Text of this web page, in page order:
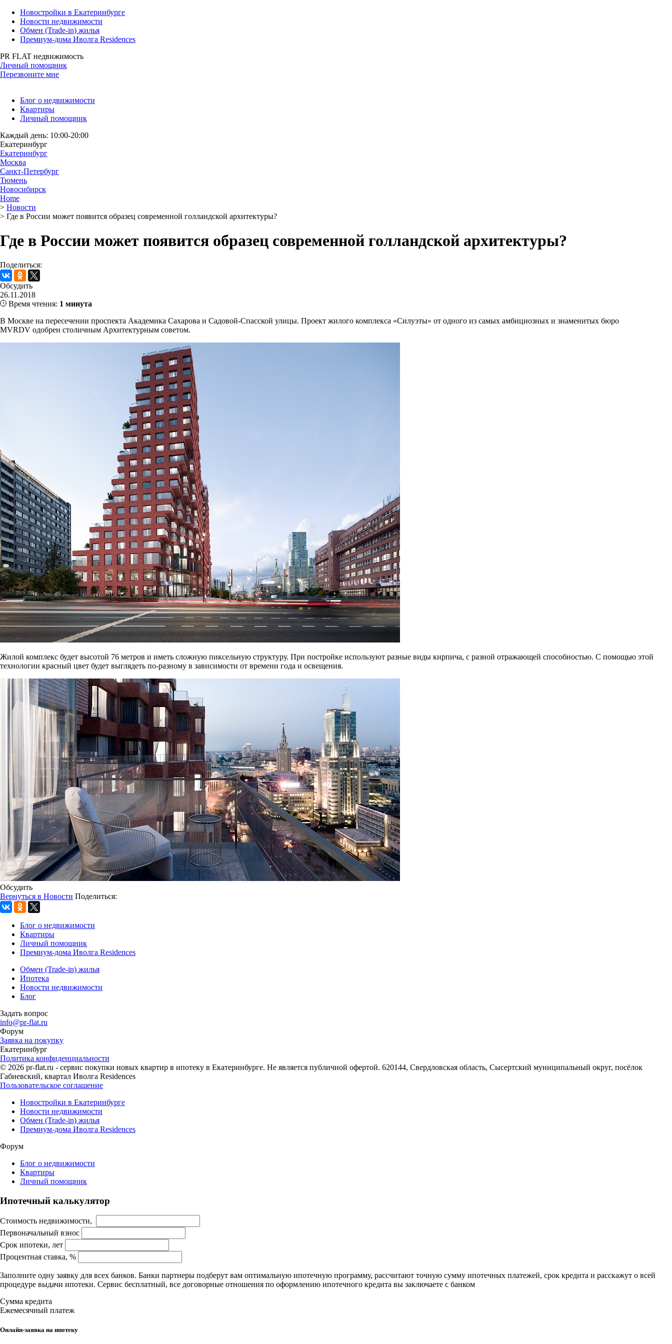
Новостройки в Екатеринбурге
Новости недвижимости
Обмен (Trade-in) жилья
Премиум-дома Иволга Residences
PR FLAT недвижимость
Личный помощник
Перезвоните мне
Блог о недвижимости
Квартиры
Личный помощник
Каждый день: 10:00-20:00
Екатеринбург
Екатеринбург
Москва
Санкт-Петербург
Тюмень
Новосибирск
Home
> Новости
> Где в России может появится образец современной голландской архитектуры?
Где в России может появится образец современной голландской архитектуры?
Поделиться:
Обсудить
26.11.2018
Время чтения: 1 минута
В Москве на пересечении проспекта Академика Сахарова и Садовой-Спасской улицы. Проект жилого комплекса «Силуэты» от одного из самых амбициозных и знаменитых бюро
MVRDV одобрен столичным Архитектурным советом.
Жилой комплекс будет высотой 76 метров и иметь сложную пиксельную структуру. При постройке используют разные виды кирпича, с разной отражающей способностью. С помощью этой
технологии красный цвет будет выглядеть по-разному в зависимости от времени года и освещения.
Обсудить
Вернуться в Новости Поделиться:
Блог о недвижимости
Квартиры
Личный помощник
Премиум-дома Иволга Residences
Обмен (Trade-in) жилья
Ипотека
Новости недвижимости
Блог
Задать вопрос
info@pr-flat.ru
Форум
Заявка на покупку
Екатеринбург
Политика конфиденциальности
© 2026 pr-flat.ru - сервис покупки новых квартир в ипотеку в Екатеринбурге. Не является публичной офертой. 620144, Свердловская область, Сысертский муниципальный округ, посёлок
Габиевский, квартал Иволга Residences
Пользовательское соглашение
Новостройки в Екатеринбурге
Новости недвижимости
Обмен (Trade-in) жилья
Премиум-дома Иволга Residences
Форум
Блог о недвижимости
Квартиры
Личный помощник
Ипотечный калькулятор
Стоимость недвижимости,
Первоначальный взнос
Срок ипотеки, лет
Процентная ставка, %
Заполните одну заявку для всех банков. Банки партнеры подберут вам оптимальную ипотечную программу, рассчитают точную сумму ипотечных платежей, срок кредита и расскажут о всей
процедуре выдачи ипотеки. Сервис бесплатный, все договорные отношения по оформлению ипотечного кредита вы заключаете с банком
Сумма кредита
Ежемесячный платеж
Онлайн-заявка на ипотеку